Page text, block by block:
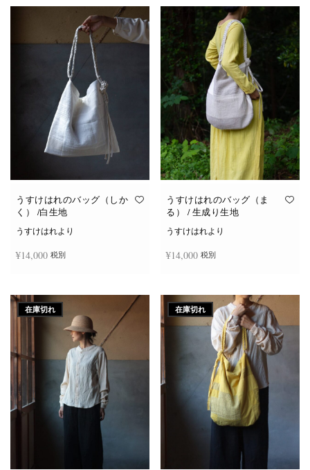
ジ
か
ら
選
択
き
す
うすけはれのバッグ（しか
く） /白生地
うすけはれより
¥14,000 税別
うすけはれのバッグ（ま
る） / 生成り生地
うすけはれより
¥14,000 税別
在庫切れ 在庫切れ